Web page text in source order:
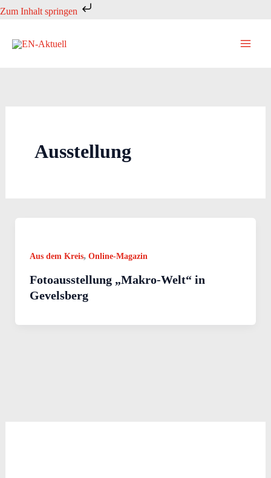
Zum Inhalt springen
Zum
springen
Ausstellung
Aus dem Kreis, Online-Magazin
Fotoausstellung „Makro-Welt“ in
Gevelsberg